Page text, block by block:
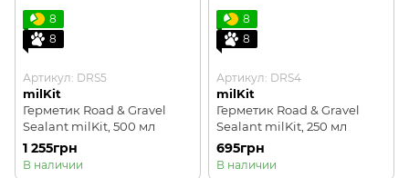
8
8
Артикул: DRS5
milKit
Герметик Road & Gravel
Sealant milKit, 500 мл
1 255грн
В наличии
8
8
Артикул: DRS4
milKit
Герметик Road & Gravel
Sealant milKit, 250 мл
695грн
В наличии